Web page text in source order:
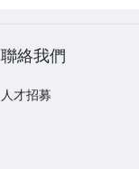
聯絡我們
人才招募